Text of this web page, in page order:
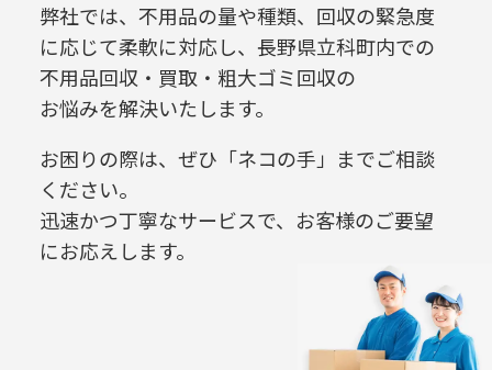
弊社では、不用品の量や種類、回収の緊急度
に応じて柔軟に対応し、 長野県立科町内での
不用品回収・買取・粗大ゴミ回収の
お悩みを解決いたします。
お困りの際は、ぜひ「ネコの手」までご相談
ください。
迅速かつ丁寧なサービスで、お客様のご要望
にお応えします。